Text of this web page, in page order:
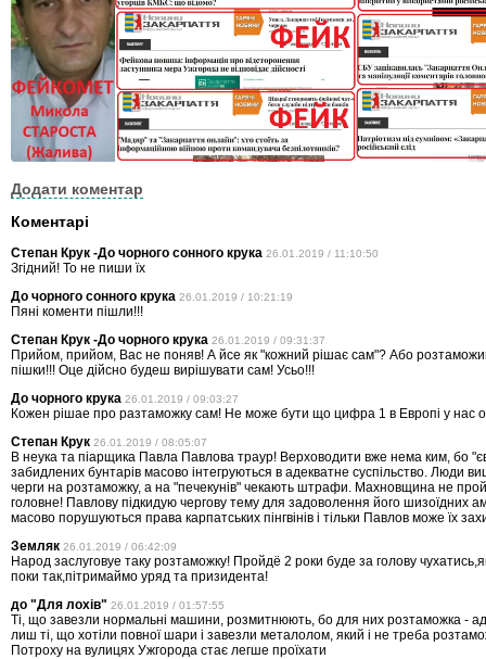
Додати коментар
Коментарі
Степан Крук -До чорного сонного крука 26.01.2019 / 11:10:50
Згідний! То не пиши їх
До чорного сонного крука 26.01.2019 / 10:21:19
Пянi коменти пiшли!!!
Степан Крук -До чорного крука 26.01.2019 / 09:31:37
Прийом, прийом, Вас не поняв! А йсе як "кожний рішає сам"? Або
пішки!!! Оце дійсно будеш вирішувати сам! Усьо!!!
До чорного крука 26.01.2019 / 09:03:27
Кожен рiшае про разтаможку сам! Не може бyти що цифра 1 в Европi у нас
Степан Крук 26.01.2019 / 08:05:07
В неука та піарщика Павла Павлова траур! Верховодити вже нема ким, бо
забидлених бунтарів масово інтегруються в адекватне суспільство. Люди
черги на розтаможку, а на "печекунів" чекають штрафи. Махновщина не
головне! Павлову підкидую чергову тему для задоволення його шизоїдних
масово порушуються права карпатських пінгвінів і тільки Павлов може їх
Земляк 26.01.2019 / 06:42:09
Народ заслуговуе таку розтаможку! Пройдё 2 роки буде за голову
поки так,пiтримаймо уряд та призидента!
до "Для лохів" 26.01.2019 / 01:57:55
Ті, що завезли нормальні машини, розмитнюють, бо для них розтаможка -
лиш ті, що хотіли повної шари і завезли металолом, який і не треба
Потроху на вулицях Ужгорода стає легше проїхати